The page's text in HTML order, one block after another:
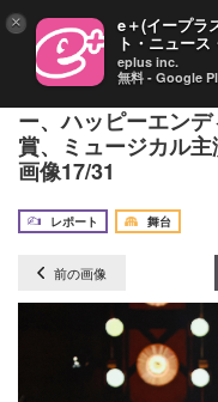
「第78回トニー賞
ー、ハッピーエン
賞、ミュージカル
画像17/31
レポート
舞台
前の画像
× e＋(イープラ
ト・ニュー
eplus inc.
無料 - Google